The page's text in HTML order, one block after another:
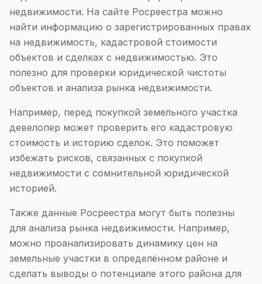
недвижимости. На сайте Росреестра можно
найти информацию о зарегистрированных правах
на недвижимость, кадастровой стоимости
объектов и сделках с недвижимостью. Это
полезно для проверки юридической чистоты
объектов и анализа рынка недвижимости.
Например, перед покупкой земельного участка
девелопер может проверить его кадастровую
стоимость и историю сделок. Это поможет
избежать рисков, связанных с покупкой
недвижимости с сомнительной юридической
историей.
Также данные Росреестра могут быть полезны
для анализа рынка недвижимости. Например,
можно проанализировать динамику цен на
земельные участки в определённом районе и
сделать выводы о потенциале этого района для